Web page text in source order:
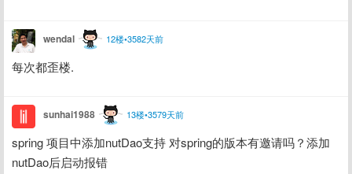
wendal 12楼•3582天前
每次都歪楼.
sunhai1988 13楼•3579天前
spring 项目中添加nutDao支持 对spring的版本有邀请吗？添加
nutDao后启动报错